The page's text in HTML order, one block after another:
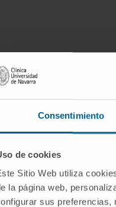
Consentimiento
de cookies
Sitio Web utiliza
la página web,
sus preferencias,